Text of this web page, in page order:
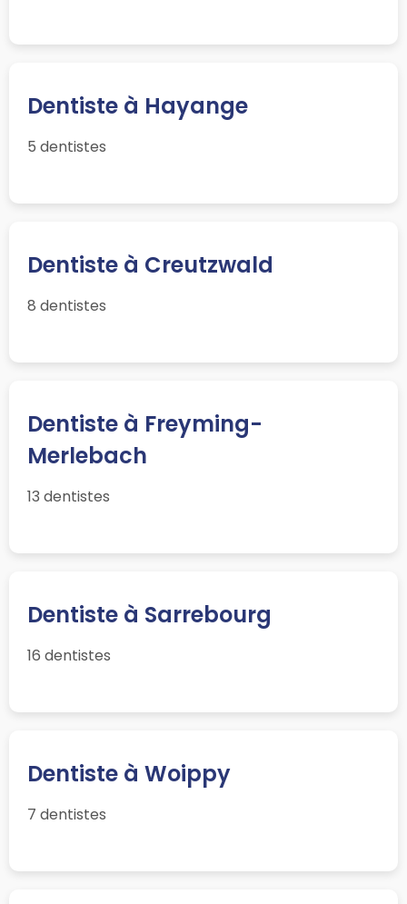
Dentiste à Hayange
5 dentistes
Dentiste à Creutzwald
8 dentistes
Dentiste à Freyming-
Merlebach
13 dentistes
Dentiste à Sarrebourg
16 dentistes
Dentiste à Woippy
7 dentistes